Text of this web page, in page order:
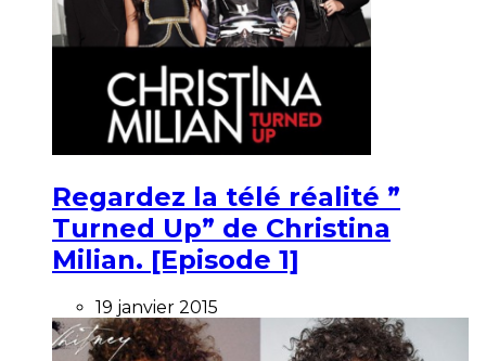
Regardez la télé réalité ”
Turned Up” de Christina
Milian. [Episode 1]
19 janvier 2015